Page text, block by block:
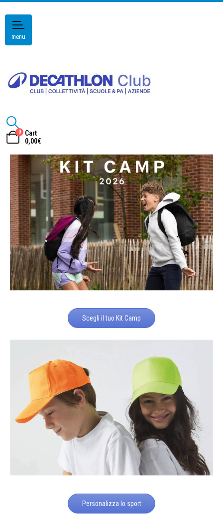
menu
0
Cart
0,00€
Scegli il tuo Kit Camp
Personalizza lo sport